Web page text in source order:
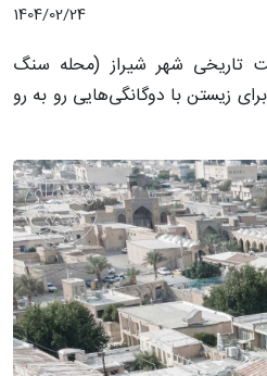
1404/02/24
تاریخی شهر شیراز (محله سنگ
زیستن با دوگانگی‌هایی رو به رو